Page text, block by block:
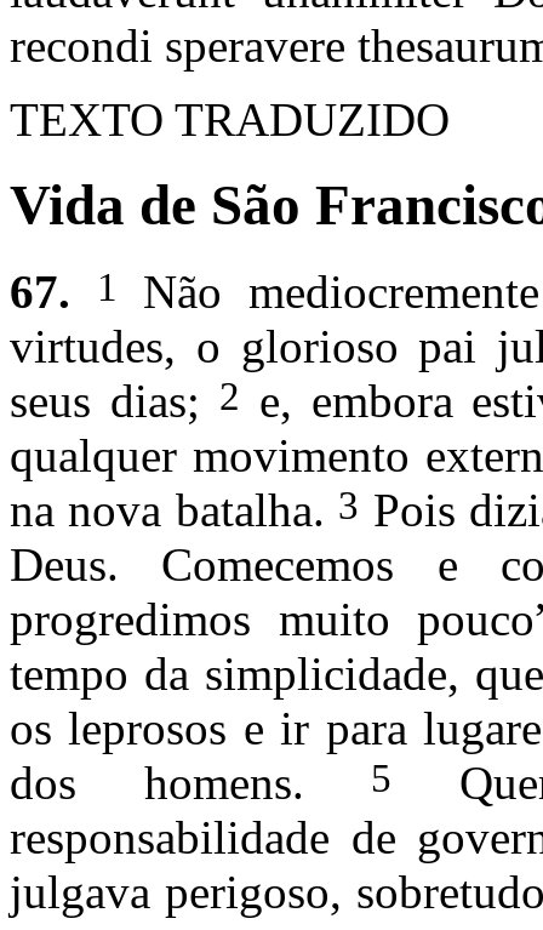
recondi speravere
TEXTO TRADUZIDO
Vida de São
67. 1
Não
virtudes, o glorioso pai
seus dias; 2 e, em­bora
qualquer movimento
na nova batalha. 3 Pois
Deus. Comecemos e
progredimos muito
tempo da simplicidade,
os leprosos e ir para
dos ho­mens.
5
responsabilidade de
julgava perigoso,